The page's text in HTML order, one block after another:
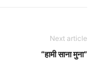
Next article
“हामी साना मुना”